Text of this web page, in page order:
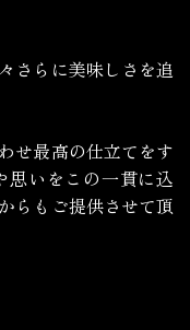
さらに美味しさを追
せ最高の仕立てをす
思いをこの一貫に込
らもご提供させて頂